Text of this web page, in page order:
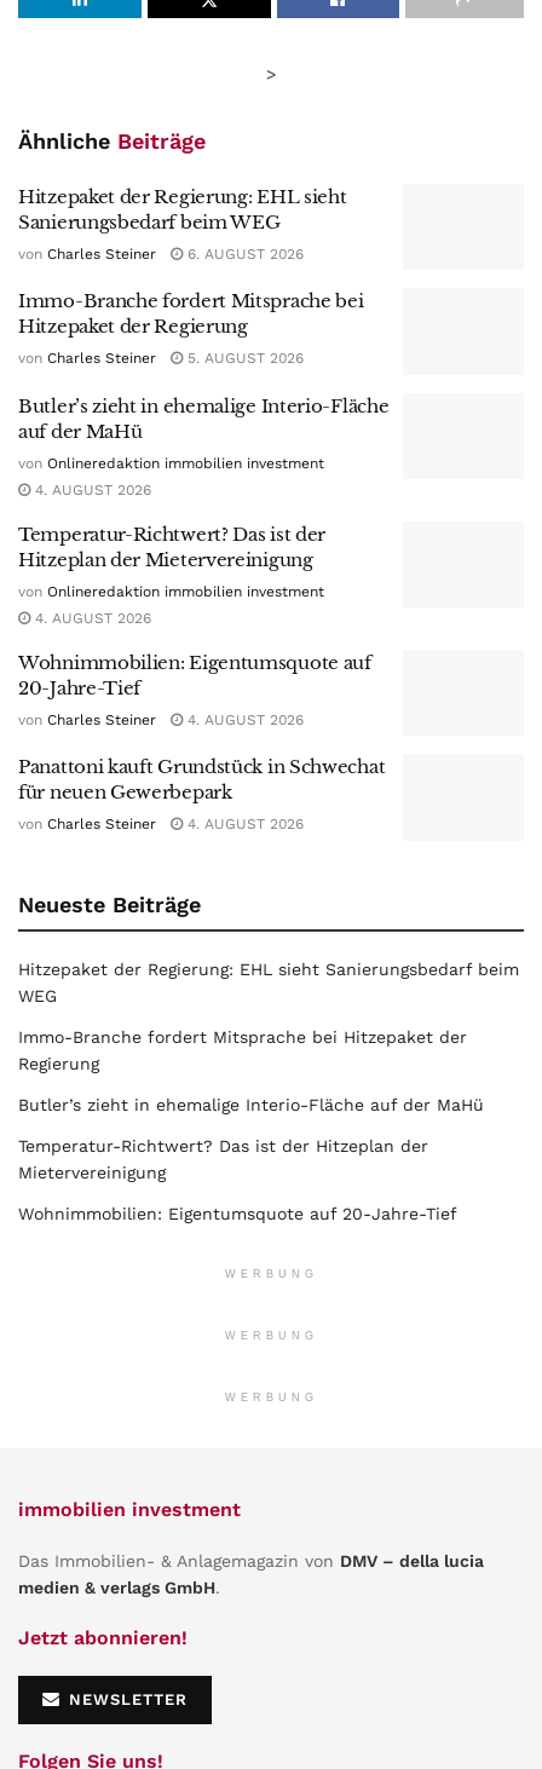
>
Ähnliche Beiträge
Hitzepaket der Regierung: EHL sieht
Sanierungsbedarf beim WEG
von Charles Steiner 6. AUGUST 2026
Immo-Branche fordert Mitsprache bei
Hitzepaket der Regierung
von Charles Steiner 5. AUGUST 2026
Butler’s zieht in ehemalige Interio-Fläche
auf der MaHü
von Onlineredaktion immobilien investment
4. AUGUST 2026
Temperatur-Richtwert? Das ist der
Hitzeplan der Mietervereinigung
von Onlineredaktion immobilien investment
4. AUGUST 2026
Wohnimmobilien: Eigentumsquote auf
20-Jahre-Tief
von Charles Steiner 4. AUGUST 2026
Panattoni kauft Grundstück in Schwechat
für neuen Gewerbepark
von Charles Steiner 4. AUGUST 2026
Neueste Beiträge
Hitzepaket der Regierung: EHL sieht Sanierungsbedarf beim
WEG
Immo-Branche fordert Mitsprache bei Hitzepaket der
Regierung
Butler’s zieht in ehemalige Interio-Fläche auf der MaHü
Temperatur-Richtwert? Das ist der Hitzeplan der
Mietervereinigung
Wohnimmobilien: Eigentumsquote auf 20-Jahre-Tief
WERBUNG
WERBUNG
WERBUNG
immobilien investment
Das Immobilien- & Anlagemagazin von DMV – della lucia
medien & verlags GmbH.
Jetzt abonnieren!
NEWSLETTER
Folgen Sie uns!